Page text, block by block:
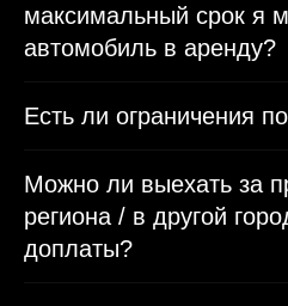
Международные права/
максимальный срок я
автомобиль в аренду?
Есть ли ограничения
Можно ли выехать за
региона / в другой
доплаты?